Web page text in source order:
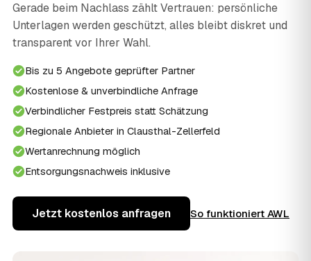
Gerade beim Nachlass zählt Vertrauen: persönliche
Unterlagen werden geschützt, alles bleibt diskret und
transparent vor Ihrer Wahl.
Bis zu 5 Angebote geprüfter Partner
Kostenlose & unverbindliche Anfrage
Verbindlicher Festpreis statt Schätzung
Regionale Anbieter in Clausthal-Zellerfeld
Wertanrechnung möglich
Entsorgungsnachweis inklusive
Jetzt kostenlos anfragen So funktioniert AWL